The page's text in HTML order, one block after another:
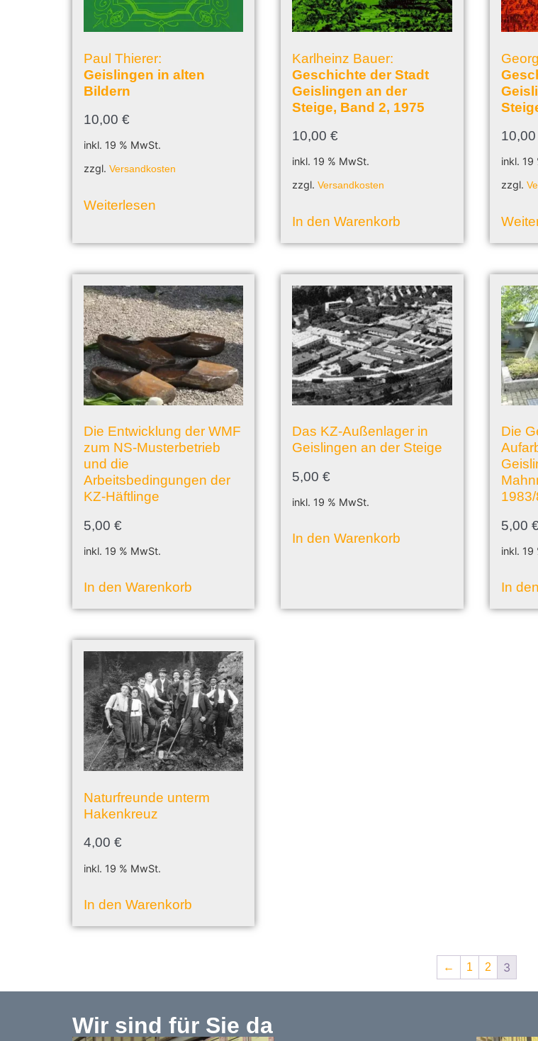
Paul Thierer:
Geislingen in alten
Bildern
10,00 €
inkl. 19 % MwSt.
zzgl. Versandkosten
Weiterlesen
Karlheinz Bauer:
Geschichte der Stadt
Geislingen an der
Steige, Band 2, 1975
10,00€
inkl. 19 % MwSt.
zzgl.Versandkosten
In den Warenkorb
10,00
inkl. 19
zzgl.
Die Entwicklung der WMF
zum NS-Musterbetrieb
und die
Arbeitsbedingungen der
KZ-Häftlinge
5,00 €
inkl. 19 % MwSt.
In den Warenkorb
Das KZ-Außenlager in
Geislingen an der Steige
5,00€
inkl. 19 % MwSt.
In den Warenkorb
Die
5,00 €
inkl. 19
In
Naturfreunde unterm
Hakenkreuz
4,00 €
inkl. 19 % MwSt.
In den Warenkorb
← 1 2 3
Wir sind für Sie da